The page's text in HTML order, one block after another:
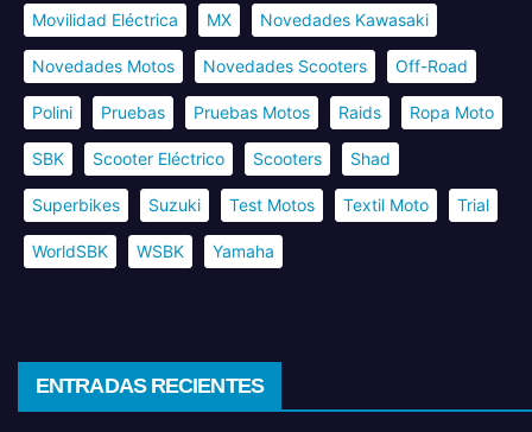
Movilidad Eléctrica MX Novedades Kawasaki
Novedades Motos Novedades Scooters Off-Road
Polini Pruebas Pruebas Motos Raids Ropa Moto
SBK Scooter Eléctrico Scooters Shad
Superbikes Suzuki Test Motos Textil Moto Trial
WorldSBK WSBK Yamaha
ENTRADAS RECIENTES